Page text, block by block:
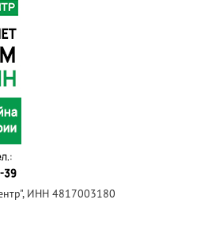
ИНН 4817003180